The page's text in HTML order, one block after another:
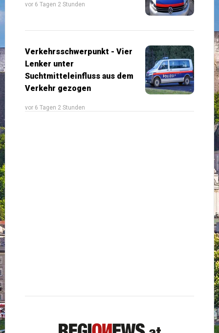
vor 6 Tagen 2 Stunden
Verkehrsschwerpunkt - Vier
Lenker unter
Suchtmitteleinfluss aus dem
Verkehr gezogen
vor 6 Tagen 2 Stunden